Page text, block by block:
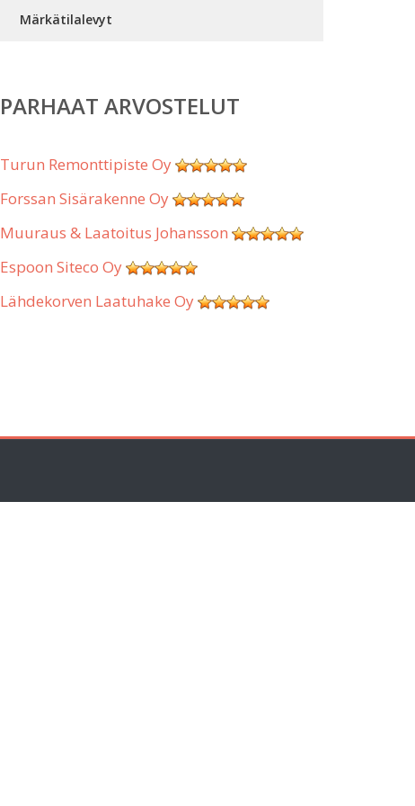
Märkätilalevyt
PARHAAT ARVOSTELUT
Turun Remonttipiste Oy
Forssan Sisärakenne Oy
Muuraus & Laatoitus Johansson
Espoon Siteco Oy
Lähdekorven Laatuhake Oy